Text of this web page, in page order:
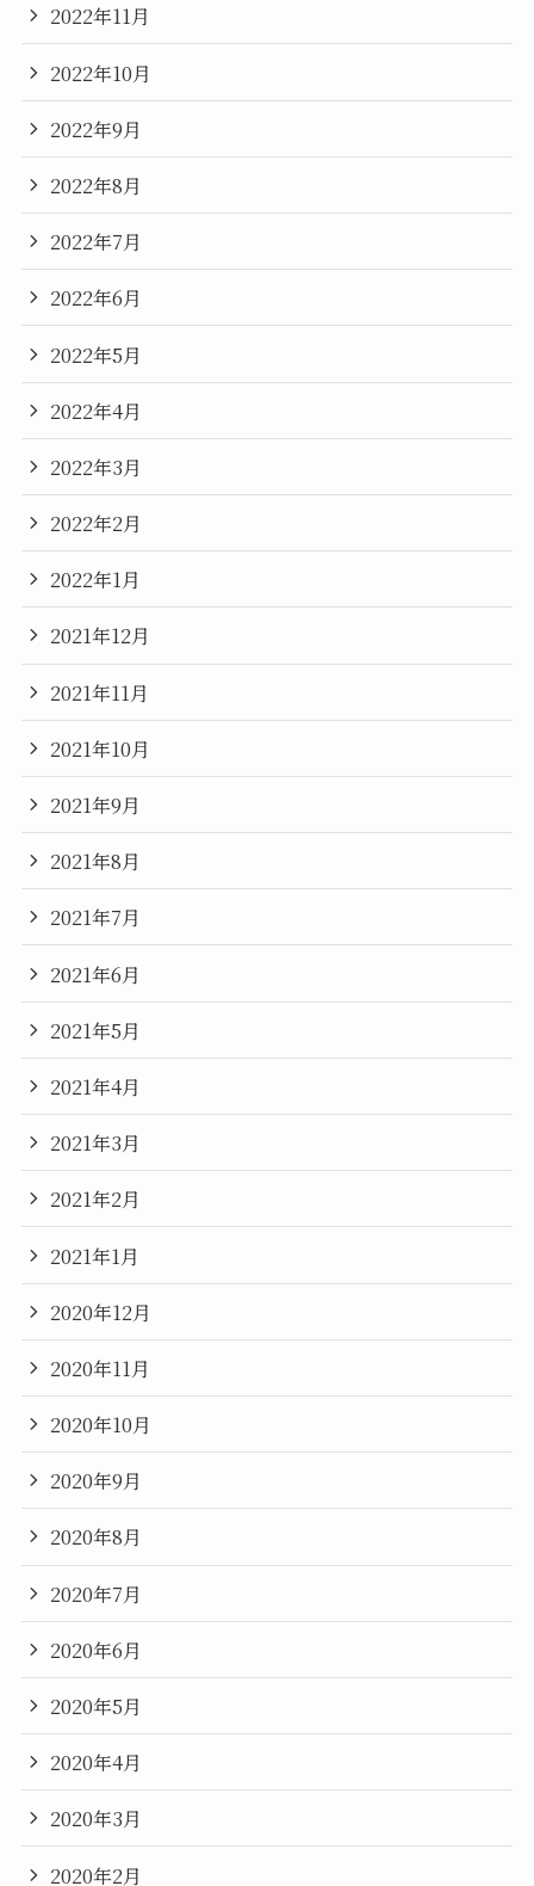
2022年11月
2022年10月
2022年9月
2022年8月
2022年7月
2022年6月
2022年5月
2022年4月
2022年3月
2022年2月
2022年1月
2021年12月
2021年11月
2021年10月
2021年9月
2021年8月
2021年7月
2021年6月
2021年5月
2021年4月
2021年3月
2021年2月
2021年1月
2020年12月
2020年11月
2020年10月
2020年9月
2020年8月
2020年7月
2020年6月
2020年5月
2020年4月
2020年3月
2020年2月